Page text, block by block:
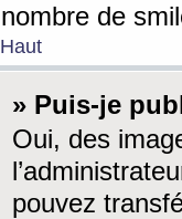
nombre de
Haut
» Puis-je
Oui, des
pouvez